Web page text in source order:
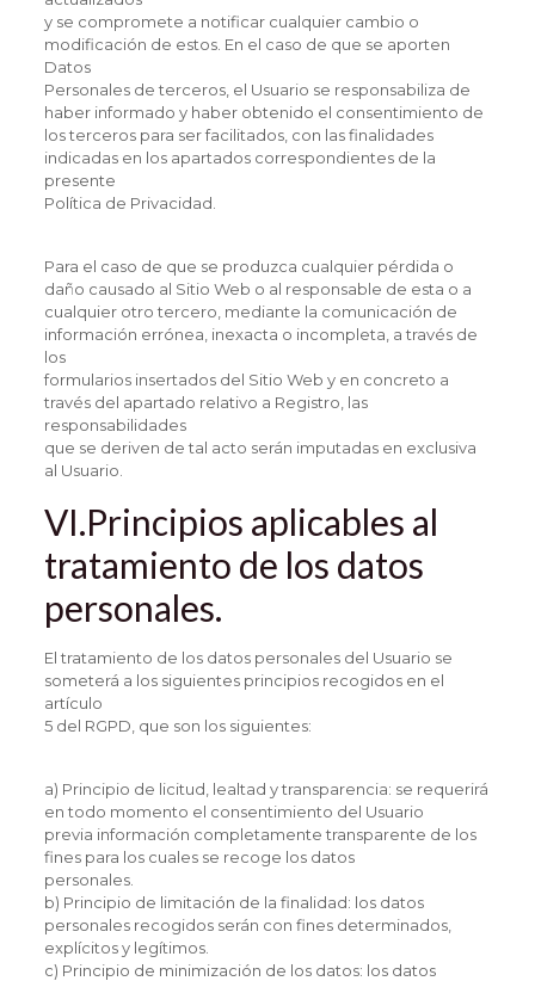
y se compromete a notificar cualquier cambio o
modificación de estos. En el caso de que se aporten
Datos
Personales de terceros, el Usuario se responsabiliza de
haber informado y haber obtenido el consentimiento de
los terceros para ser facilitados, con las finalidades
indicadas en los apartados correspondientes de la
presente
Política de Privacidad.
Para el caso de que se produzca cualquier pérdida o
daño causado al Sitio Web o al responsable de esta o a
cualquier otro tercero, mediante la comunicación de
información errónea, inexacta o incompleta, a través de
los
formularios insertados del Sitio Web y en concreto a
través del apartado relativo a Registro, las
responsabilidades
que se deriven de tal acto serán imputadas en exclusiva
al Usuario.
VI.Principios aplicables al
tratamiento de los datos
personales.
El tratamiento de los datos personales del Usuario se
someterá a los siguientes principios recogidos en el
artículo
5 del RGPD, que son los siguientes:
a) Principio de licitud, lealtad y transparencia: se requerirá
en todo momento el consentimiento del Usuario
previa información completamente transparente de los
fines para los cuales se recoge los datos
personales.
b) Principio de limitación de la finalidad: los datos
personales recogidos serán con fines determinados,
explícitos y legítimos.
c) Principio de minimización de los datos: los datos